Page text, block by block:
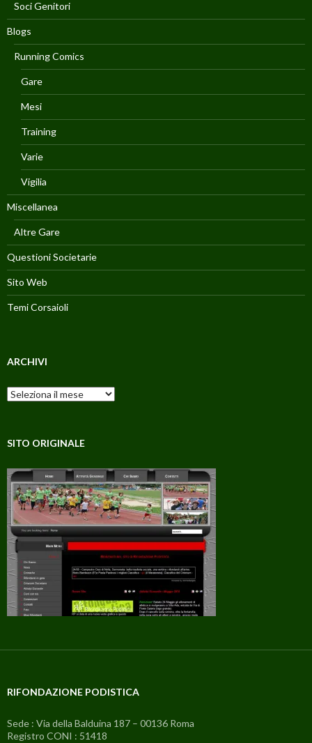
Soci Genitori
Blogs
Running Comics
Gare
Mesi
Training
Varie
Vigilia
Miscellanea
Altre Gare
Questioni Societarie
Sito Web
Temi Corsaioli
ARCHIVI
Archivi
SITO ORIGINALE
RIFONDAZIONE PODISTICA
Sede : Via della Balduina 187 – 00136 Roma
Registro CONI : 51418